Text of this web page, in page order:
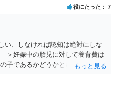
がよろしいかと思います。役にたった 7
い、しなければ認知は絶対にしな
＞妊娠中の胎児に対して養育費は
子であるかどうかという問題は残
はせざるを得ず、養育費の支払義